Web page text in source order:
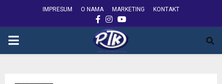
IMPRESUM O NAMA MARKETING KONTAKT
FACEBOOK
INSTAGRAM
YOUTUBE
PRIMARY